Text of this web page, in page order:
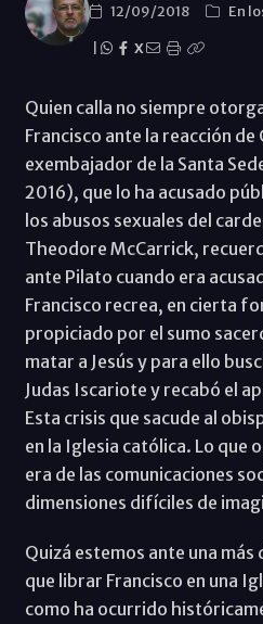
12/09/2018
En
X
Quien calla no siempre
Francisco ante la reacción
exembajador de la Santa
2016), que lo ha acusado
los abusos sexuales del
Theodore McCarrick,
ante Pilato cuando era
Francisco recrea, en cierta
propiciado por el sumo
matar a Jesús y para ello
Judas Iscariote y recabó el
Esta crisis que sacude al
en la Iglesia católica. Lo que
era de las comunicaciones
dimensiones difíciles de
Quizá estemos ante una
que librar Francisco en una
como ha ocurrido